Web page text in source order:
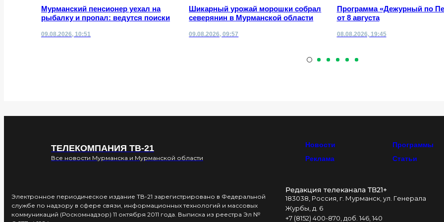
Мурманский пенсионер уехал на
рыбалку и пропал: ведутся поиски
09.08.2026, 10:51
Шикарный урожай морошки собрал
северянин в Мурманской области
09.08.2026, 09:57
Программа «Дежурный по
от 8 августа
08.08.2026, 19:45
ТЕЛЕКОМПАНИЯ ТВ-21
Все новости Мурманска и Мурманской области
Новости Программы
Реклама
Статьи
Электронное периодическое издание ТВ-21 зарегистрировано в Федеральной
службе по надзору в сфере связи, информационных технологий и массовых
коммуникаций (Роскомнадзор) 11 октября 2011 года. Выписка из реестра Эл №
Редакция телеканала ТВ21+
183038, Россия, г. Мурманск, ул. Генерала
Журбы, д. 6
+7 (8152) 400-870, доб. 146, 140